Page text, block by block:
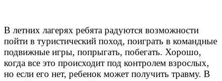
В летних лагерях ребята радуются возможности
пойти в туристический поход, поиграть в командные
подвижные игры, попрыгать, побегать. Хорошо,
когда все это происходит под контролем взрослых,
но если его нет, ребенок может получить травму. В